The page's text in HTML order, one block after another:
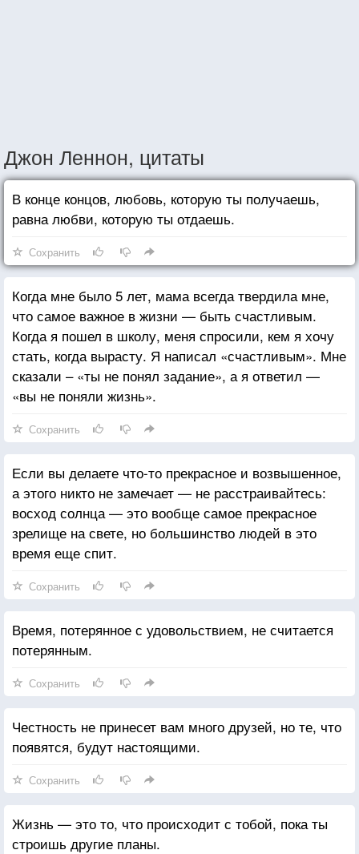
Джон Леннон, цитаты
В конце концов, любовь, которую ты получаешь,
равна любви, которую ты отдаешь.
Сохранить
Когда мне было 5 лет, мама всегда твердила мне,
что самое важное в жизни — быть счастливым.
Когда я пошел в школу, меня спросили, кем я хочу
стать, когда вырасту. Я написал «счастливым». Мне
сказали – «ты не понял задание», а я ответил —
«вы не поняли жизнь».
Сохранить
Если вы делаете что-то прекрасное и возвышенное,
а этого никто не замечает — не расстраивайтесь:
восход солнца — это вообще самое прекрасное
зрелище на свете, но большинство людей в это
время еще спит.
Сохранить
Время, потерянное с удовольствием, не считается
потерянным.
Сохранить
Честность не принесет вам много друзей, но те, что
появятся, будут настоящими.
Сохранить
Жизнь — это то, что происходит с тобой, пока ты
строишь другие планы.